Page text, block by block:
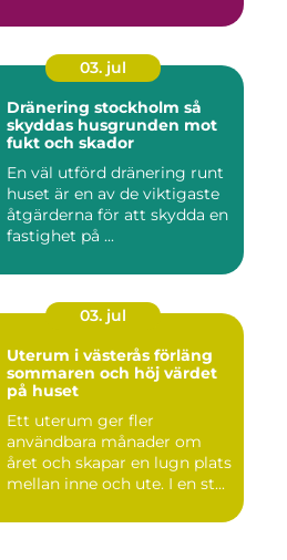
03. jul
Dränering stockholm så
skyddas husgrunden mot
fukt och skador
En väl utförd dränering runt
huset är en av de viktigaste
åtgärderna för att skydda en
fastighet på ...
03. jul
Uterum i västerås förläng
sommaren och höj värdet
på huset
Ett uterum ger fler
användbara månader om
året och skapar en lugn plats
mellan inne och ute. I en st...